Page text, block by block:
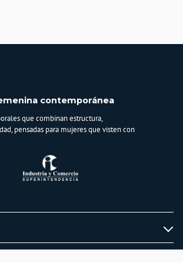
tibia
contemporánea
que combinan estructura,
pensadas para mujeres que visten con